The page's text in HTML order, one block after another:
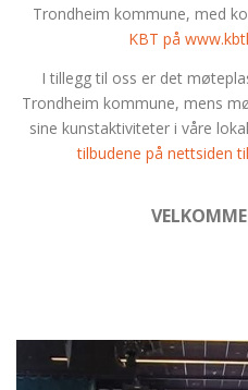
Trondheim kommune, med
KBT på
I tillegg til oss er det
Trondheim kommune, mens
sine kunstaktiviteter i våre
tilbudene på nettsiden